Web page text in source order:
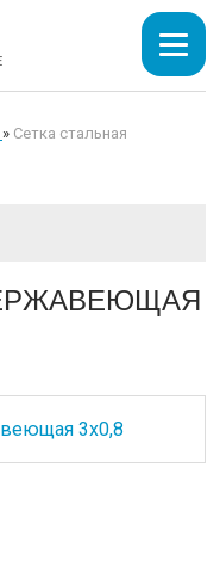
» Cетка стальная